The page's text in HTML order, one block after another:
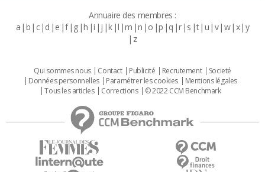
Annuaire des membres :
a b c d e f g h i j k l m n o p q r s t u v w x y
z
Qui sommes nous Contact Publicité Recrutement
Societé
Données personnelles
Paramétrer les cookies
Mentions légales
Tous les articles
Corrections © 2022 CCM Benchmark